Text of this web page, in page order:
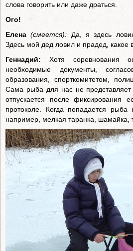
слова говорить или даже драться.
Ого!
Елена (смеется): Да, я здесь
Здесь мой дед ловил и прадед, какое
Геннадий: Хотя соревнования
необходимые документы,
образования, спорткомитетом,
Сама рыба для нас не представляет
отпускается после фиксирования
протоколе. Когда попадается рыба
например, мелкая таранка, шамайка,